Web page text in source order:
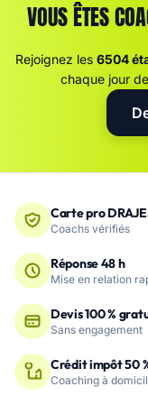
VOUS ÊTES
Rejoignez les 6504
chaque jour
Carte pro
Coachs vérifiés
Réponse 48 h
Mise en relation
Devis 100 %
Sans engagement
Crédit impôt 50
Coaching à